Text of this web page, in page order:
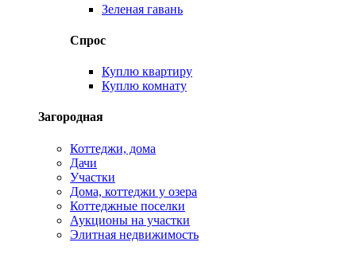
Зеленая гавань
Спрос
Куплю квартиру
Куплю комнату
Загородная
Коттеджи, дома
Дачи
Участки
Дома, коттеджи у озера
Коттеджные поселки
Аукционы на участки
Элитная недвижимость